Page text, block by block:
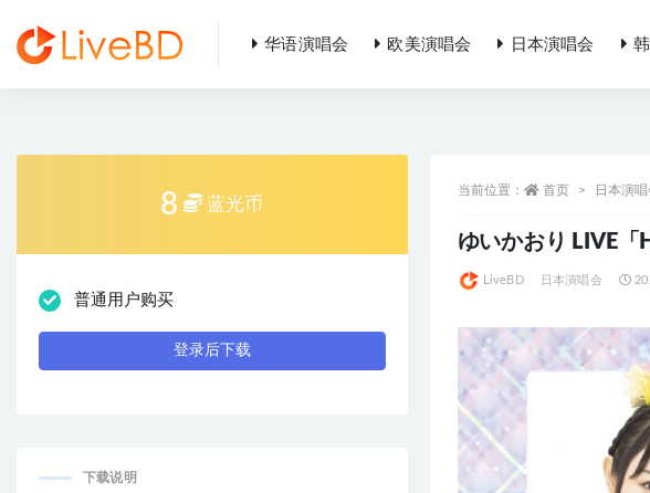
华语演唱会 欧美演唱会 日本演唱会
当前位置： 首页 日本演唱
ゆいかおり LIVE「
LiveBD 日本演唱会
8 蓝光币
普通用户购买
登录后下载
下载说明